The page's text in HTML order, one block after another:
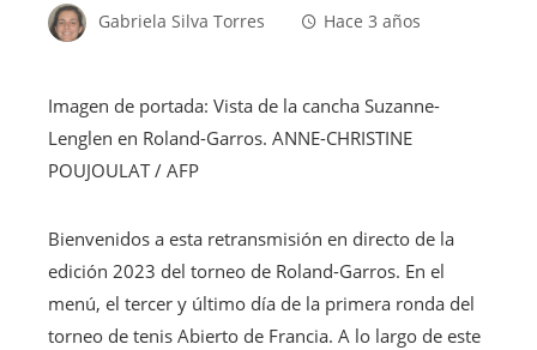
Gabriela Silva Torres Hace 3 años
Imagen de portada: Vista de la cancha Suzanne-
Lenglen en Roland-Garros. ANNE-CHRISTINE
POUJOULAT / AFP
Bienvenidos a esta retransmisión en directo de la
edición 2023 del torneo de Roland-Garros. En el
menú, el tercer y último día de la primera ronda del
torneo de tenis Abierto de Francia. A lo largo de este